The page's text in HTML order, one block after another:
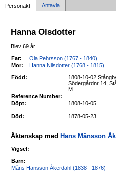
Personakt Antavla
Hanna Olsdotter
Blev 69 år.
Far:
Ola Pehrsson (1767 - 1840)
Mor:
Hanna Nilsdotter (1768 - 1815)
Född:
1808-10-02
Södergårdnr 14,
M
Reference Number:
Döpt:
1808-10-05
Död:
1878-05-23
Äktenskap medHans Månsson
Vigsel:
Barn:
Måns Hansson Åkerdahl (1838 - 1876)